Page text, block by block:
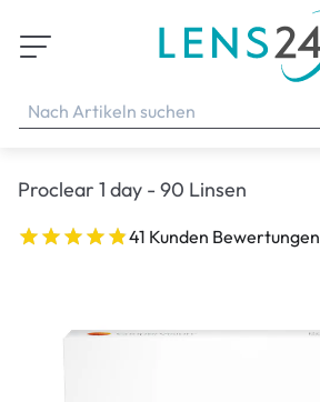
Proclear 1 day - 90 Linsen
41 Kunden Bewertungen